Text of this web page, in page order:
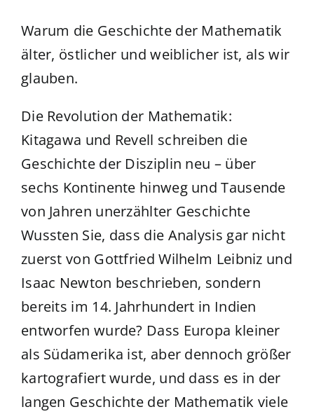
Warum die Geschichte der Mathematik
älter, östlicher und weiblicher ist, als wir
glauben.
Die Revolution der Mathematik:
Kitagawa und Revell schreiben die
Geschichte der Disziplin neu – über
sechs Kontinente hinweg und Tausende
von Jahren unerzählter Geschichte
Wussten Sie, dass die Analysis gar nicht
zuerst von Gottfried Wilhelm Leibniz und
Isaac Newton beschrieben, sondern
bereits im 14. Jahrhundert in Indien
entworfen wurde? Dass Europa kleiner
als Südamerika ist, aber dennoch größer
kartografiert wurde, und dass es in der
langen Geschichte der Mathematik viele